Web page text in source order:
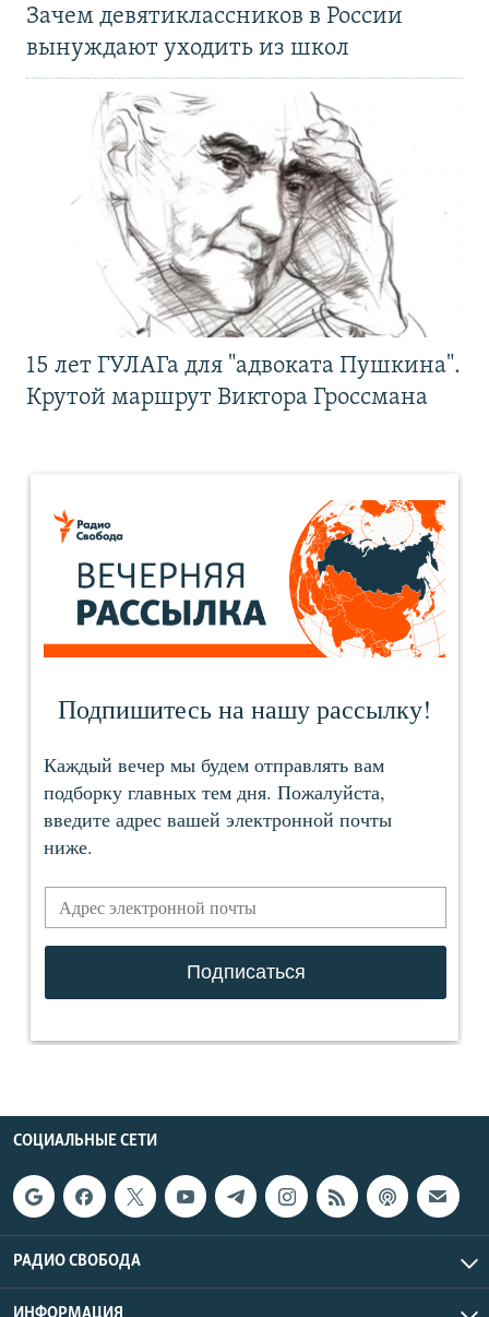
Зачем девятиклассников в России
вынуждают уходить из школ
15 лет ГУЛАГа для "адвоката Пушкина".
Крутой маршрут Виктора Гроссмана
СОЦИАЛЬНЫЕ СЕТИ
РАДИО СВОБОДА
ИНФОРМАЦИЯ